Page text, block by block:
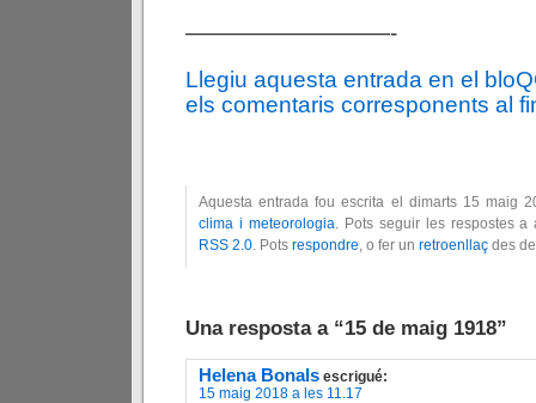
—————————-
Llegiu aquesta entrada en el
els comentaris corresponents al
Aquesta entrada fou escrita el dimarts 15 maig
clima i meteorologia. Pots seguir les respostes
RSS 2.0. Pots respondre, o fer un retroenllaç des
Una resposta a “15 de maig 1918”
Helena Bonals escrigué:
15 maig 2018 a les 11.17